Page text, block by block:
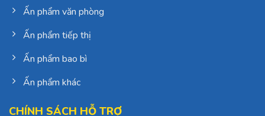
Ấn phẩm văn phòng
Ấn phẩm tiếp thị
Ấn phẩm bao bì
Ấn phẩm khác
CHÍNH SÁCH HỖ TRỢ